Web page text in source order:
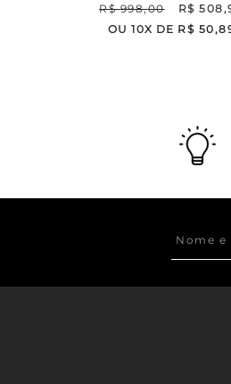
R$ 998,00 R$ 508,
OU 10X DE R$ 50,